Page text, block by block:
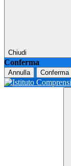
Chiudi
Conferma
Annulla Conferma